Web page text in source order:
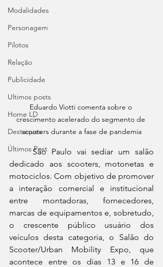
Modalidades
Personagem
Pilotos
Relação
Publicidade
Ultimos posts
Home LD
Destaques
Últimos Post
Eduardo Viotti comenta sobre o
crescimento acelerado do segmento de
scooters durante a fase de pandemia
	São Paulo vai sediar um salão
dedicado aos scooters, motonetas e
motociclos. Com objetivo de promover
a interação comercial e institucional
entre montadoras, fornecedores,
marcas de equipamentos e, sobretudo,
o crescente público usuário dos
veículos desta categoria, o Salão do
Scooter/Urban Mobility Expo, que
acontece entre os dias 13 e 16 de